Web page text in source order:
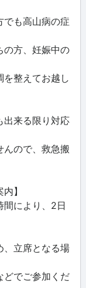
も高山病の症
の方、妊娠中の
整えてお越し
出来る限り対応
ので、救急搬
】
間により、2日
、立席となる場
どでご参加くだ